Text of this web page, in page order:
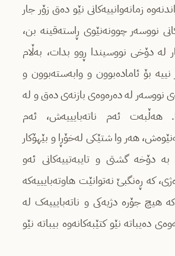
زمانەوانییەکانی نێو دەق زۆر جار
نووسەر چوونەنێوی ڕاستەقینە بن،
لە دۆخی نووسیندا ڕوو بدات، بەڵام
نییە بۆ ئامادەبوون و وابەستەبوون و
نووسەر لە دەرەوەی بازنەی دەق و لە
هەڵبەت ئەم ناتەبایییەش، ئەم
هەر وا شتێکی لەخۆڕا و بێهۆکار
بە دۆخە گشتی و تایبەتییەکانی ئەو
کە ڕەنگبێ نەتوانێت هاوتەبایییەکە
هیچ جۆرە دژیەکی و ناتەبایییەک لە
دەیباتە نێو کتێبەکانەوە بیباتە نێو